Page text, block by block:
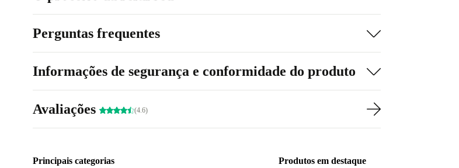
Perguntas frequentes
Informações de segurança e conformidade do produto
Avaliações (4.6)
Principais categorias Produtos em destaque